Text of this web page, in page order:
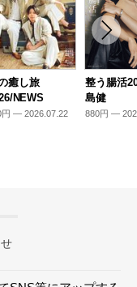
癒し旅
NEWS
円 — 2026.07.22
整う腸活
島健
880円 —